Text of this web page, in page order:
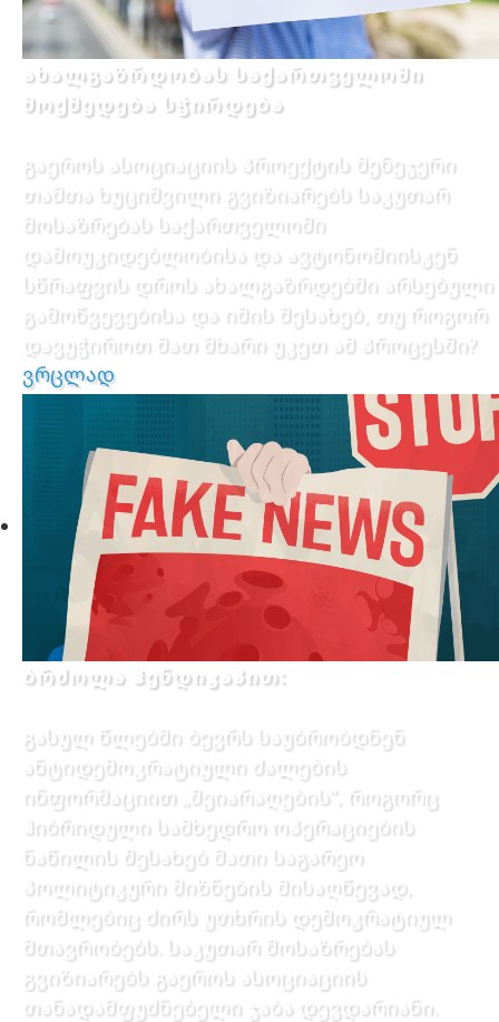
ახალგაზრდობას საქართველოში
მოქმედება სჭირდება
გაეროს ასოციაციის პროექტის მენეჯერი
თამთა ხუციშვილი გვიზიარებს საკუთარ
მოსაზრებას საქართველოში
დამოუკიდებლობისა და ავტონომიისკენ
სწრაფვის დროს ახალგაზრდებში არსებული
გამოწვევებისა და იმის შესახებ, თუ როგორ
დავუჭიროთ მათ მხარი უკეთ ამ პროცესში?
ვრცლად
ბრძოლა ჰენდიკაპით:
გასულ წლებში ბევრს საუბრობდნენ
ანტიდემოკრატიული ძალების
ინფორმაციით „შეიარაღების”, როგორც
ჰიბრიდული სამხედრო ოპერაციების
ნაწილის შესახებ მათი საგარეო
პოლიტიკური მიზნების მისაღწევად,
რომლებიც ძირს უთხრის დემოკრატიულ
მთავრობებს. საკუთარ მოსაზრებას
გვიზიარებს გაეროს ასოციაციის
თანადამფუძნებელი ჯაბა დევდარიანი.